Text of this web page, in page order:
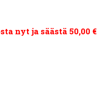
nyt ja säästä 50,00 €